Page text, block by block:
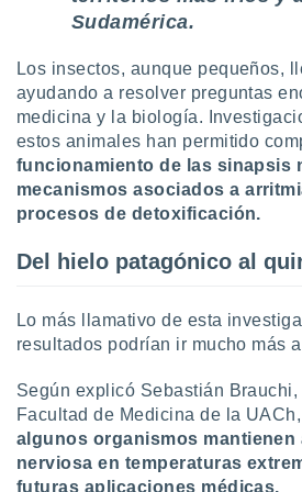
datos
momento
en
en
en
de
un
o acceder
datos
Sudamérica.
Los insectos, aunque pequeños,
ayudando a resolver preguntas
medicina y la biología.
estos animales han permitido
funcionamiento de las sinapsis
mecanismos asociados a
procesos de detoxificación.
Del hielo patagónico al
Lo más llamativo de esta
resultados podrían ir mucho más
Según explicó Sebastián
Facultad de Medicina de la UACh,
algunos organismos mantienen
nerviosa en temperaturas
futuras aplicaciones médicas.